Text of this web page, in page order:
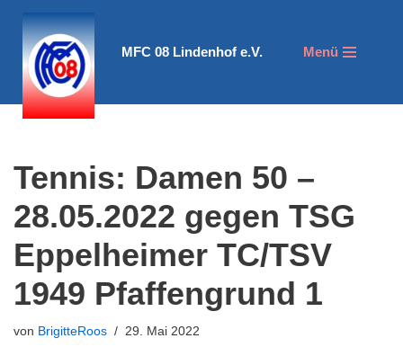
Zum
Inhalt
springen
MFC 08 Lindenhof e.V. Menü
Tennis: Damen 50 –
28.05.2022 gegen TSG
Eppelheimer TC/TSV
1949 Pfaffengrund 1
von BrigitteRoos 29. Mai 2022